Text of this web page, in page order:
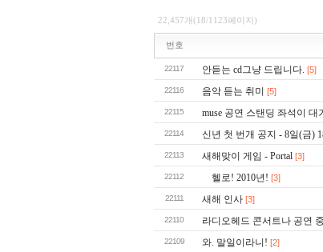
22,457개(18/1123페이지)
번호
22117 안듣는 cd그냥 드립니다. [5]
22116 음악 듣는 취미 [5]
22115 muse 공연 스탠딩 좌석이 대
22114 신년 첫 번개 공지 - 8일(금)
22113 새해맞이 게임 - Portal [3]
22112 헬로! 2010년! [3]
22111 새해 인사 [3]
22110 라디오헤드 콘서트나 공연
22109 와. 말일이라니! [2]